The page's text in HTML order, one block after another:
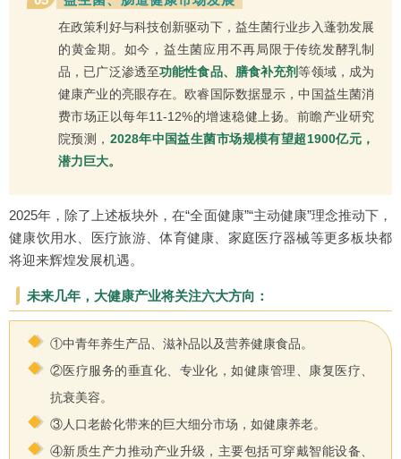
在政策利好与科技创新驱动下，益生菌行业步入蓬勃发展
的黄金期。如今，益生菌应用不再局限于传统发酵乳制
品，已广泛渗透至功能性食品、膳食补充剂等领域，成为
健康产业的亮眼存在。欧睿国际数据显示，中国益生菌消
费市场正以每年11-12%的增速稳健上扬。前瞻产业研究
院预测， 2028年中国益生菌市场规模有望超1900亿元，
潜力巨大。
2025年，除了上述板块外，在“全面健康”“主动健康”理念推动下，
健康饮用水、医疗旅游、体育健康、家庭医疗器械等更多板块都
将迎来辉煌发展机遇。
未来几年，大健康产业将关注六大方向：
①中青年养生产品、滋补品以及营养健康食品。
②医疗服务的垂直化、专业化，如健康管理、康复医疗、
抗衰美容。
③人口老龄化带来的巨大细分市场，如健康养老。
④新质生产力推动产业升级，主要包括可穿戴智能设备、